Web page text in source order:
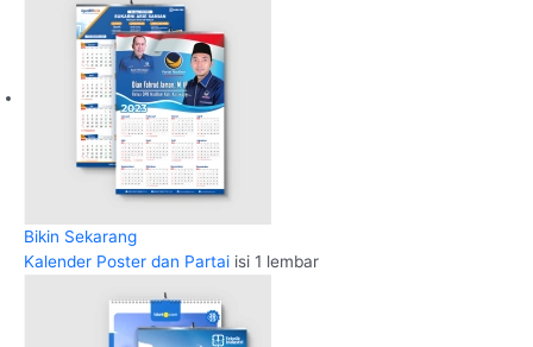
Bikin Sekarang
Kalender Poster dan Partai isi 1 lembar